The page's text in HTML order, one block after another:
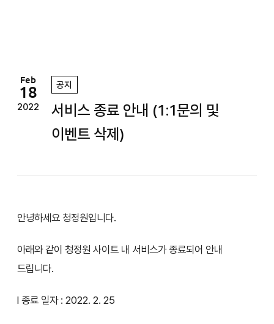
Feb
18
2022
공지
서비스 종료 안내 (1:1문의 및
이벤트 삭제)
안녕하세요 청정원입니다.
아래와 같이 청정원 사이트 내 서비스가 종료되어 안내
드립니다.
l 종료 일자 : 2022. 2. 25